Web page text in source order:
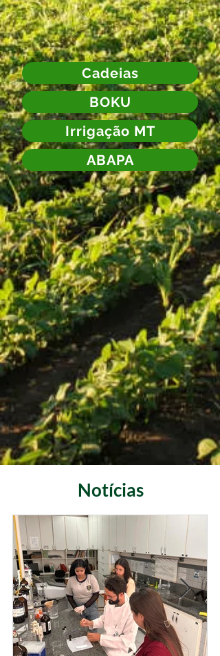
Cadeias
BOKU
Irrigação MT
ABAPA
Notícias